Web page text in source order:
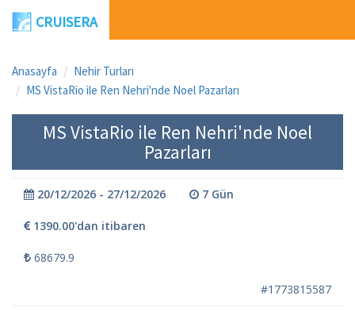
CRUISERA
Anasayfa
Nehir Turları
MS VistaRio ile Ren Nehri'nde Noel Pazarları
MS VistaRio ile Ren Nehri'nde Noel
Pazarları
20/12/2026 - 27/12/2026 7 Gün
1390.00'dan itibaren
68679.9
#1773815587